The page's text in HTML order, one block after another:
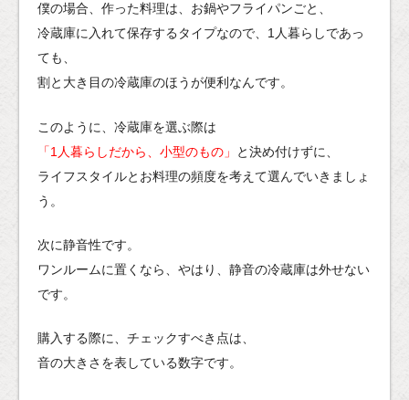
僕の場合、作った料理は、お鍋やフライパンごと、
冷蔵庫に入れて保存するタイプなので、1人暮らしであっ
ても、
割と大き目の冷蔵庫のほうが便利なんです。
このように、冷蔵庫を選ぶ際は
「1人暮らしだから、小型のもの」
と決め付けずに、
ライフスタイルとお料理の頻度を考えて選んでいきましょ
う。
次に静音性です。
ワンルームに置くなら、やはり、静音の冷蔵庫は外せない
です。
購入する際に、チェックすべき点は、
音の大きさを表している数字です。